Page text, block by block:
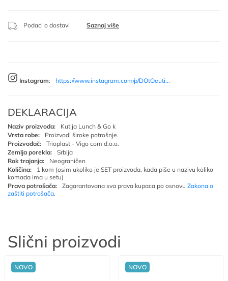
Podaci o dostavi Saznaj više
Instagram: https://www.instagram.com/p/DOtOeuti...
DEKLARACIJA
Naziv proizvoda:
Kutija Lunch & Go k
Vrsta robe:
Proizvodi široke potrošnje.
Proizvođač:
Trioplast - Vigo com d.o.o.
Zemlja porekla:
Srbija
Rok trajanja:
Neograničen
Količina:
1 kom (osim ukoliko je SET proizvoda, kada piše u nazivu koliko
komada ima u setu)
Prava potrošača:
Zagarantovana sva prava kupaca po osnovu Zakona o
zaštiti potrošača.
Slični proizvodi
NOVO NOVO